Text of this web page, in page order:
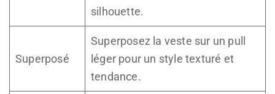
silhouette.
Superposé
Superposez la veste sur un pull
léger pour un style texturé et
tendance.